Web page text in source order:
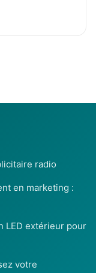
radio
en marketing :
LED extérieur pour
votre